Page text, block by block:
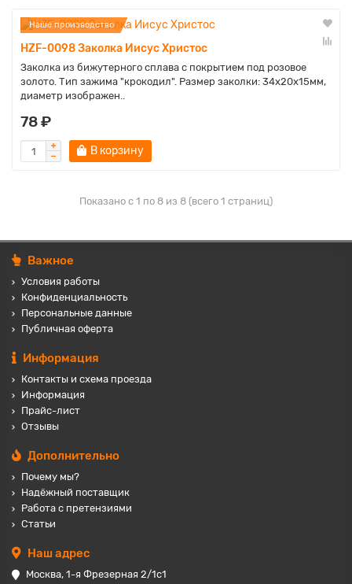
Наше производство
HZF-0098 Заколка Иисус Христос
Заколка из бижутерного сплава с покрытием под розовое
золото. Тип зажима "крокодил". Размер заколки: 34х20х15мм,
диаметр изображен..
78 ₽
В корзину
Показано с 1 по 8 из 8 (всего 1 страниц)
Важное
Условия работы
Конфиденциальность
Персональные данные
Публичная оферта
Информация
Контакты и схема проезда
Информация
Прайс-лист
Отзывы
Дополнительно
Почему мы?
Надёжный поставщик
Работа с претензиями
Статьи
Наш адрес
Москва, 1-я Фрезерная 2/1с1